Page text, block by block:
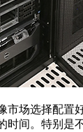
市场选择配置
时间。特别是